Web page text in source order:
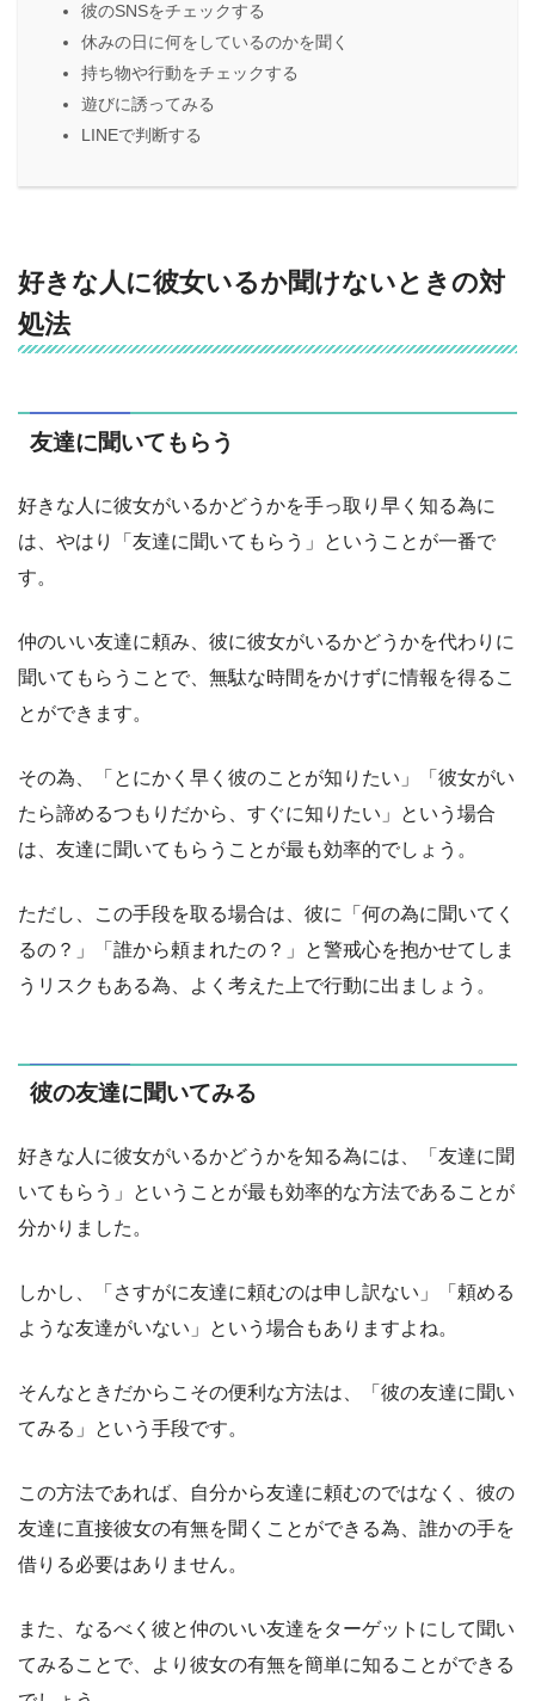
彼のSNSをチェックする
休みの日に何をしているのかを聞く
持ち物や行動をチェックする
遊びに誘ってみる
LINEで判断する
好きな人に彼女いるか聞けないときの対
処法
友達に聞いてもらう
好きな人に彼女がいるかどうかを手っ取り早く知る為に
は、やはり「友達に聞いてもらう」ということが一番で
す。
仲のいい友達に頼み、彼に彼女がいるかどうかを代わりに
聞いてもらうことで、無駄な時間をかけずに情報を得るこ
とができます。
その為、「とにかく早く彼のことが知りたい」「彼女がい
たら諦めるつもりだから、すぐに知りたい」という場合
は、友達に聞いてもらうことが最も効率的でしょう。
ただし、この手段を取る場合は、彼に「何の為に聞いてく
るの？」「誰から頼まれたの？」と警戒心を抱かせてしま
うリスクもある為、よく考えた上で行動に出ましょう。
彼の友達に聞いてみる
好きな人に彼女がいるかどうかを知る為には、「友達に聞
いてもらう」ということが最も効率的な方法であることが
分かりました。
しかし、「さすがに友達に頼むのは申し訳ない」「頼める
ような友達がいない」という場合もありますよね。
そんなときだからこその便利な方法は、「彼の友達に聞い
てみる」という手段です。
この方法であれば、自分から友達に頼むのではなく、彼の
友達に直接彼女の有無を聞くことができる為、誰かの手を
借りる必要はありません。
また、なるべく彼と仲のいい友達をターゲットにして聞い
てみることで、より彼女の有無を簡単に知ることができる